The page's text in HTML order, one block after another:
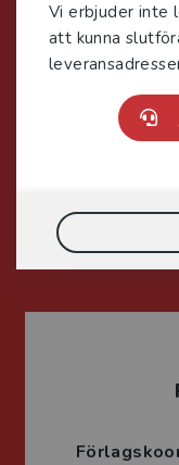
Vi erbjuder inte
att kunna